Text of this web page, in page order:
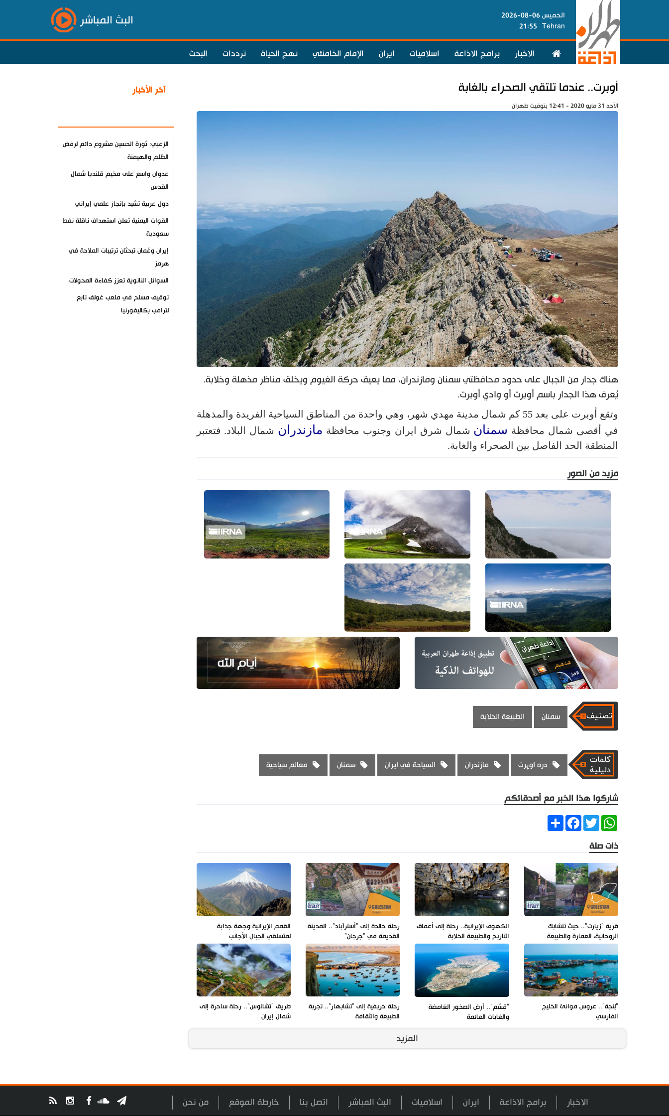
الخميس 06-08-2026
Tehran
21:55 البث المباشر
الاخبار برامج الاذاعة اسلاميات ايران الإمام الخامنئي نهج الحياة ترددات البحث
أوبرت.. عندما تلتقي الصحراء بالغابة
الأحد 31 مايو 2020 - 12:41 بتوقيت طهران
هناك جدار من الجبال على حدود محافظتي سمنان ومازندران، مما يعيق حركة الغيوم ويخلق مناظر مذهلة وخلابة.
يُعرف هذا الجدار باسم أوبرت أو وادي أوبرت.
وتقع أوبرت على بعد 55 كم شمال مدينة مهدي شهر، وهي واحدة من المناطق السياحية الفريدة والمذهلة
في أقصى شمال محافظة سمنان شمال شرق ايران وجنوب محافظة مازندران شمال البلاد. فتعتبر
المنطقة الحد الفاصل بين الصحراء والغابة.
مزيد من الصور
سمنان الطبيعة الخلابة
دره اوپرت مازندران السياحة في ايران سمنان معالم سياحية
شاركوا هذا الخبر مع أصدقائكم
ShareFacebookTwitter
WhatsApp
ذات صلة
قرية "زيارت".. حيث تتشابك
الروحانية، العمارة والطبيعة
الكهوف الإيرانية.. رحلة إلى أعماق
التاريخ والطبيعة الخلابة
رحلة خالدة إلى "أسترآباد".. المدينة
القديمة في "جرجان"
القمم الإيرانية وجهة جذابة
لمتسلقي الجبال الأجانب
"لِنجِة".. عروس موانئ الخليج
الفارسي
"قِشم".. أرض الصخور الغامضة
والغابات العائمة
رحلة خريفية إلى "تشابهار".. تجربة
الطبيعة والثقافة
طريق "تشالوس".. رحلة ساحرة إلى
شمال إيران
المزيد
آخر الأخبار
الزعبي: ثورة الحسين مشروع دائم لرفض
الظلم والهيمنة
عدوان واسع على مخيم قلنديا شمال
القدس
دول عربية تشيد بإنجاز علمي إيراني
القوات اليمنية تعلن استهداف ناقلة نفط
سعودية
إيران وعُمان تبحثان ترتيبات الملاحة في
هرمز
السوائل النانوية تعزز كفاءة المحولات
توقيف مسلح في ملعب غولف تابع
لترامب بكاليفورنيا
الاخبار برامج الاذاعة ايران اسلاميات البث المباشر اتصل بنا خارطة الموقع من نحن